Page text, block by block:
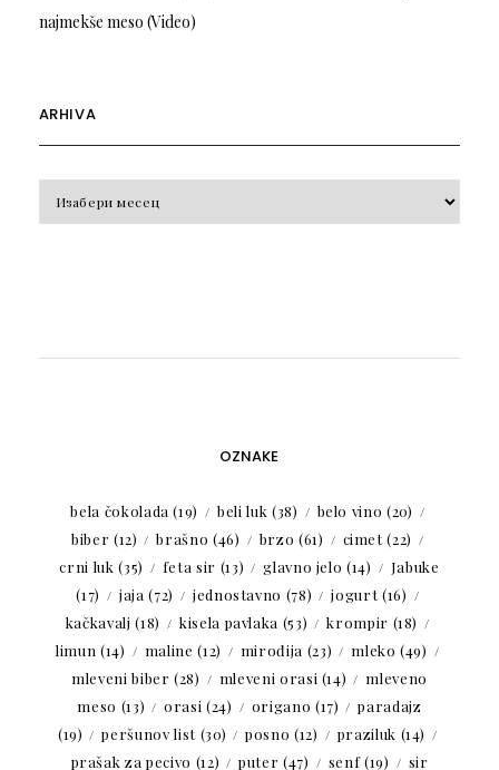
najmekše meso (Video)
ARHIVA
OZNAKE
bela čokolada (19) beli luk (38) belo vino (20)
biber (12) brašno (46) brzo (61) cimet(22)
crni luk (35) feta sir (13) glavno jelo (14)
Jabuke
(17)
jaja (72) jednostavno (78) jogurt(16)
kačkavalj (18) kisela pavlaka (53) krompir (18)
limun (14) maline (12) mirođija (23) mleko (49)
mleveni biber (28) mleveni orasi (14)
mleveno
meso (13) orasi (24) origano (17)
paradajz
(19)
peršunov list(30) posno (12) praziluk (14)
prašak za pecivo (12) puter (47) senf(19) sir